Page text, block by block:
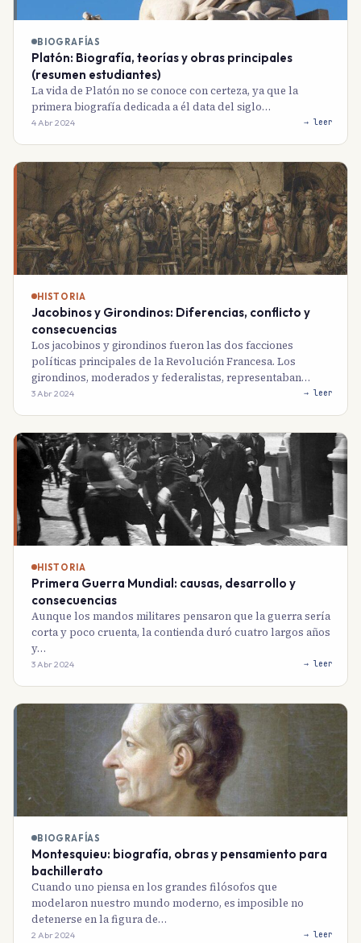
BIOGRAFÍAS
Platón: Biografía, teorías y obras principales
(resumen estudiantes)
La vida de Platón no se conoce con certeza, ya que la
primera biografía dedicada a él data del siglo…
4 Abr 2024 → leer
HISTORIA
Jacobinos y Girondinos: Diferencias, conflicto y
consecuencias
Los jacobinos y girondinos fueron las dos facciones
políticas principales de la Revolución Francesa. Los
girondinos, moderados y federalistas, representaban…
3 Abr 2024 → leer
HISTORIA
Primera Guerra Mundial: causas, desarrollo y
consecuencias
Aunque los mandos militares pensaron que la guerra sería
corta y poco cruenta, la contienda duró cuatro largos años
y…
3 Abr 2024 → leer
BIOGRAFÍAS
Montesquieu: biografía, obras y pensamiento para
bachillerato
Cuando uno piensa en los grandes filósofos que
modelaron nuestro mundo moderno, es imposible no
detenerse en la figura de…
2 Abr 2024 → leer